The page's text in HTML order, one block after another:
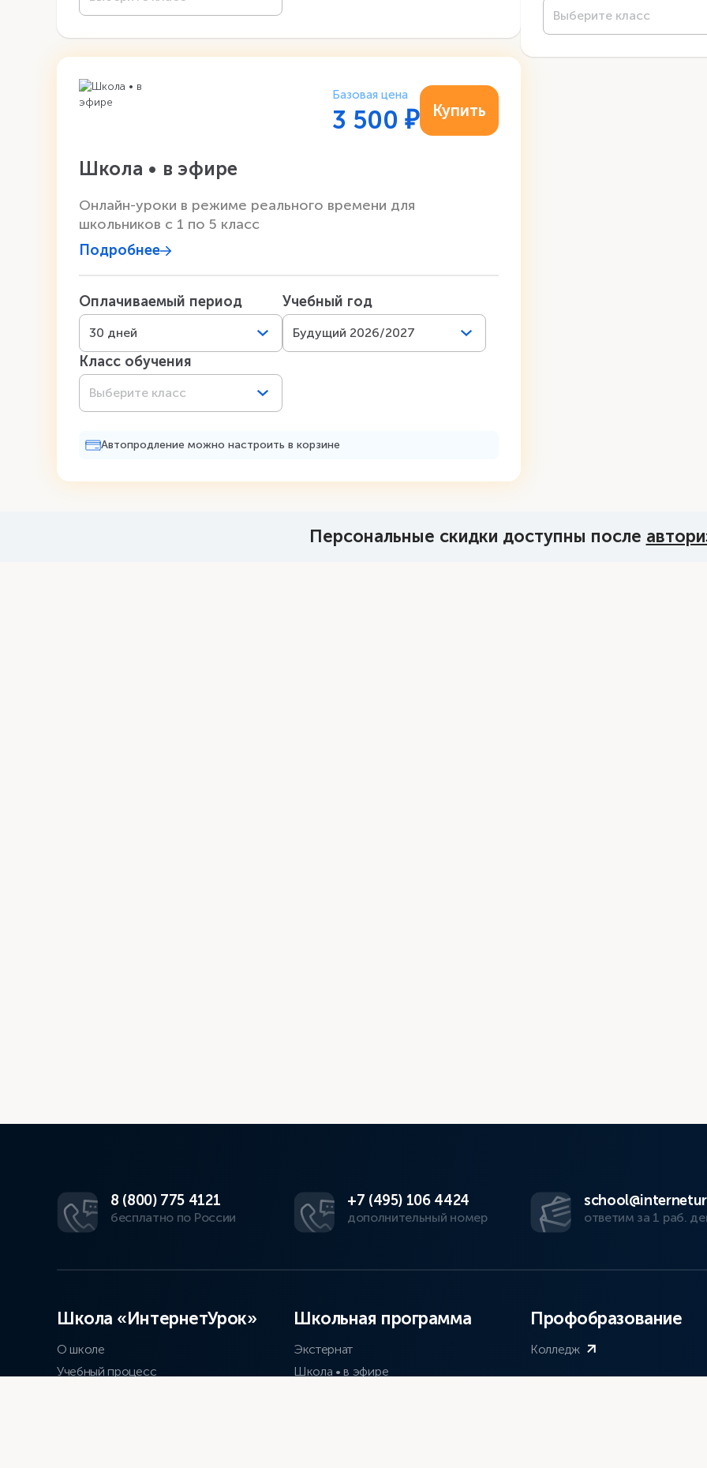
Персональные скидки доступны после
Выберите класс
Базовая цена
3 500 ₽ Купить
Школа • в эфире
Онлайн-уроки в режиме реального времени для
школьников с 1 по 5 класс
Подробнее
Оплачиваемый период
30 дней
Учебный год
Будущий 2026/2027
Класс обучения
Выберите класс
Автопродление можно настроить в корзине
8 (800) 775 4121
бесплатно по России
+7 (495) 106 4424
дополнительный номер ответим за 1 раб.
Школа «ИнтернетУрок»
О школе
Учебный процесс
Школьная программа
Экстернат
Школа • в эфире
Профобразование
Колледж